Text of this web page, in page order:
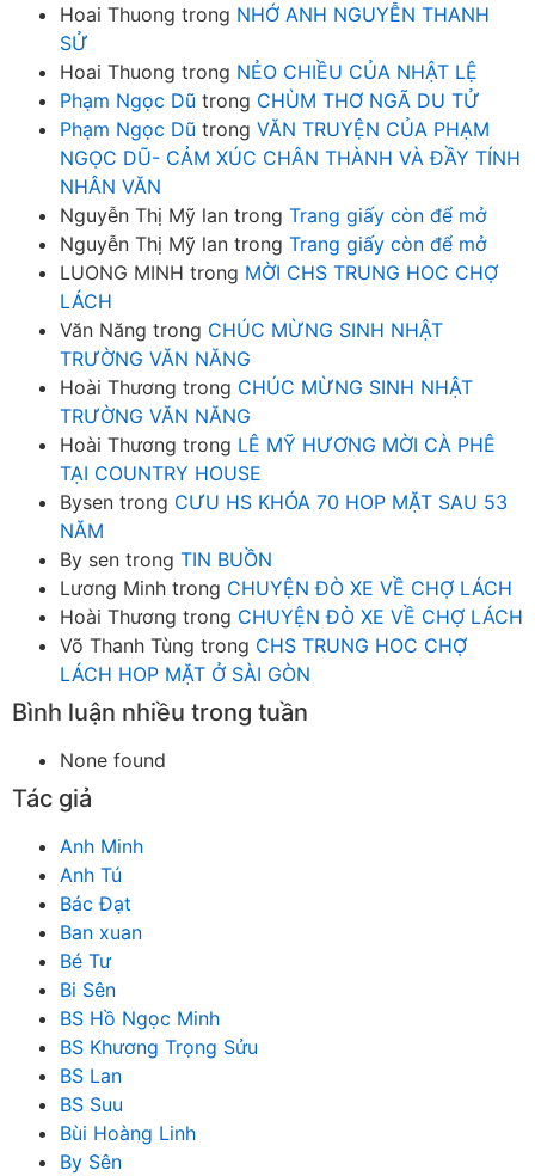
Hoai Thuong trong NHỚ ANH NGUYỄN THANH
SỬ
Hoai Thuong trong NẺO CHIỀU CỦA NHẬT LỆ
Phạm Ngọc Dũ trong CHÙM THƠ NGÃ DU TỬ
Phạm Ngọc Dũ trong VĂN TRUYỆN CỦA PHẠM
NGỌC DŨ- CẢM XÚC CHÂN THÀNH VÀ ĐẦY TÍNH
NHÂN VĂN
Nguyễn Thị Mỹ lan trong Trang giấy còn để mở
Nguyễn Thị Mỹ lan trong Trang giấy còn để mở
LUONG MINH trong MỜI CHS TRUNG HOC CHỢ
LÁCH
Văn Năng trong CHÚC MỪNG SINH NHẬT
TRƯỜNG VĂN NĂNG
Hoài Thương trong CHÚC MỪNG SINH NHẬT
TRƯỜNG VĂN NĂNG
Hoài Thương trong LÊ MỸ HƯƠNG MỜI CÀ PHÊ
TẠI COUNTRY HOUSE
Bysen trong CƯU HS KHÓA 70 HOP MẶT SAU 53
NĂM
By sen trong TIN BUỒN
Lương Minh trong CHUYỆN ĐÒ XE VỀ CHỢ LÁCH
Hoài Thương trong CHUYỆN ĐÒ XE VỀ CHỢ LÁCH
Võ Thanh Tùng trong CHS TRUNG HOC CHỢ
LÁCH HOP MẶT Ở SÀI GÒN
Bình luận nhiều trong tuần
None found
Tác giả
Anh Minh
Anh Tú
Bác Đạt
Ban xuan
Bé Tư
Bi Sên
BS Hồ Ngọc Minh
BS Khương Trọng Sửu
BS Lan
BS Suu
Bùi Hoàng Linh
By Sên